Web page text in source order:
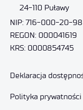
24-110 Puławy
NIP: 716-000-20-98
REGON: 000041619
KRS: 0000854745
Deklaracja
Polityka prywatności